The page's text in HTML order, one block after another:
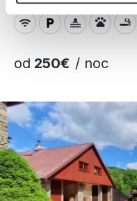
od 250€ / noc